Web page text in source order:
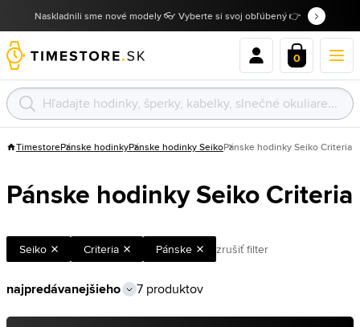
Naskladnili sme nové modely 👓 Vyberte si svoj obľúbený 👉
0
TimestorePánske hodinkyPánske hodinky SeikoPánske hodinky Seiko Criteria
Pánske hodinky Seiko Criteria
Seiko Criteria Pánske zrušiť filter
7 produktov